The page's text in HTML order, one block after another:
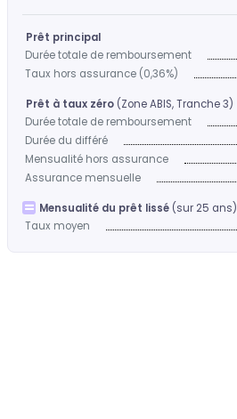
Prêt principal
Durée totale de remboursement
Taux hors assurance (0,36%)
Prêt à taux zéro (Zone ABIS, Tranche 3)
Durée totale de remboursement
Durée du différé
Mensualité hors assurance
Assurance mensuelle
Mensualité du prêt lissé (sur 25 ans)
Taux moyen